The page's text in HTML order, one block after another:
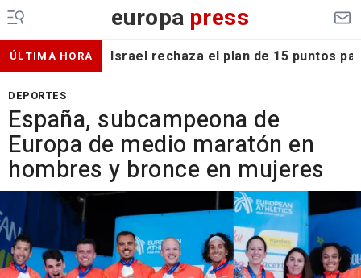
europa press
ÚLTIMA HORA Israel rechaza el plan de 15 puntos
DEPORTES
España, subcampeona de
Europa de medio maratón en
hombres y bronce en mujeres